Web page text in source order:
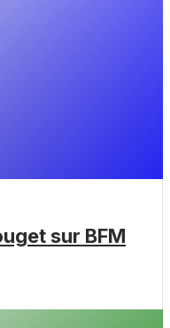
sur BFM